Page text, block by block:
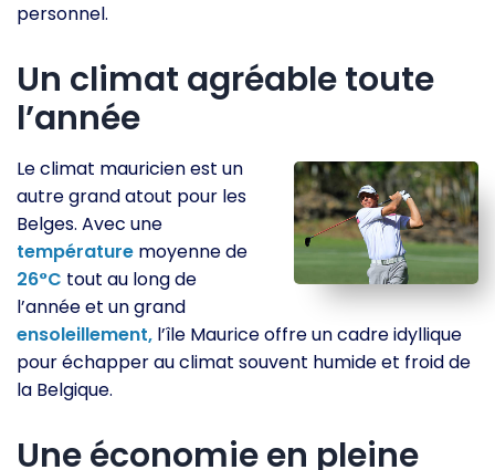
personnel.
Un climat agréable toute
l’année
Le climat mauricien est un
autre grand atout pour les
Belges. Avec une
température moyenne de
26°C tout au long de
l’année et un grand
ensoleillement, l’île Maurice offre un cadre idyllique
pour échapper au climat souvent humide et froid de
la Belgique.
Une économie en pleine